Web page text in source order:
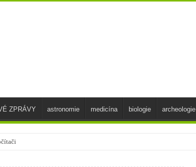
ZPRÁVY astronomie medicína biologie archeologie